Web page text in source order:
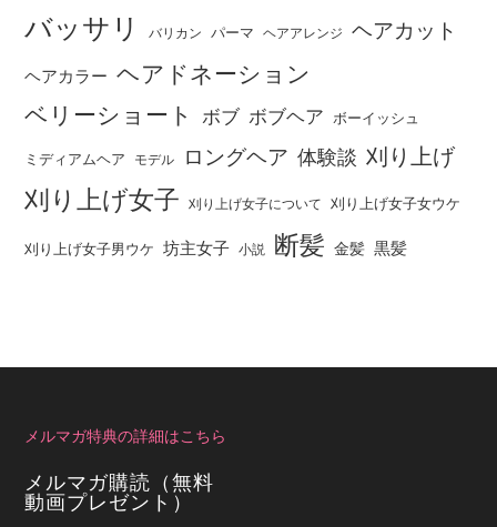
バッサリ バリカン パーマ ヘアアレンジ ヘアカット
ヘアカラー ヘアドネーション
ベリーショート
ボブ ボブヘア ボーイッシュ
ミディアムヘア モデル ロングヘア 体験談 刈り上げ
刈り上げ女子 刈り上げ女子について 刈り上げ女子女ウケ
刈り上げ女子男ウケ 坊主女子 小説 断髪 金髪 黒髪
メルマガ特典の詳細はこちら
メルマガ購読（無料
動画プレゼント）